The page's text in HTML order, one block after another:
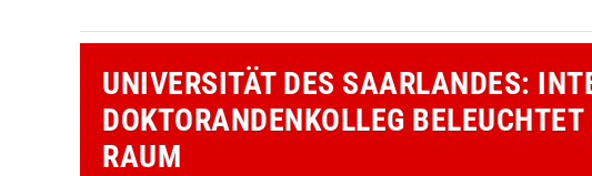
UNIVERSITÄT DES SAARLANDES:
DOKTORANDENKOLLEG
RAUM